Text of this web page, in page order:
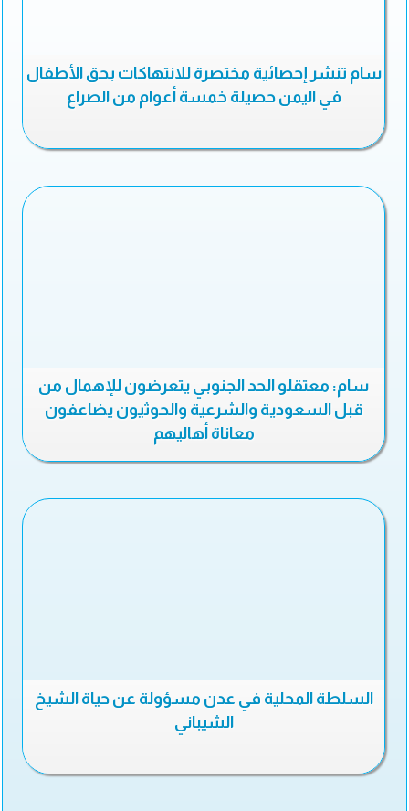
سام تنشر إحصائية مختصرة للانتهاكات بحق الأطفال
في اليمن حصيلة خمسة أعوام من الصراع
سام: معتقلو الحد الجنوبي يتعرضون للإهمال من
قبل السعودية والشرعية والحوثيون يضاعفون
معاناة أهاليهم
السلطة المحلية في عدن مسؤولة عن حياة الشيخ
الشيباني